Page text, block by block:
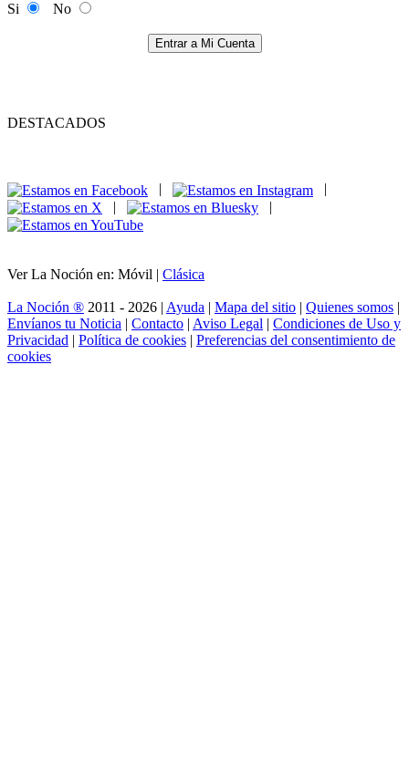
Si
No
Entrar a Mi Cuenta
DESTACADOS
|
|
Ver La Noción en: Móvil | Clásica
La Noción ® 2011 - 2026 | Ayuda | Mapa del sitio | Quienes somos |
Envíanos tu Noticia | Contacto | Aviso Legal | Condiciones de Uso y
Privacidad | Política de cookies | Preferencias del consentimiento de
cookies